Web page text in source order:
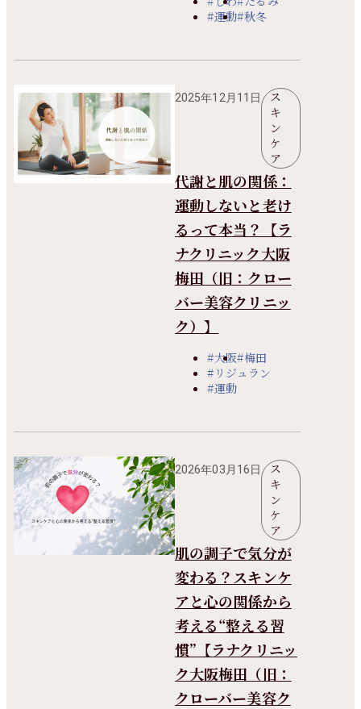
#運動#秋冬
2025年12月11日
ス
キ
ン
ケ
ア
代謝と肌の関係：
運動しないと老け
るって本当？【ラ
ナクリニック大阪
梅田（旧：クロー
バー美容クリニッ
ク）】
#大阪#梅田
#リジュラン
#運動
2026年03月16日
ス
キ
ン
ケ
ア
肌の調子で気分が
変わる？スキンケ
アと心の関係から
考える“整える習
慣”【ラナクリニッ
ク大阪梅田（旧：
クローバー美容ク